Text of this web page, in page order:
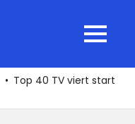
MENU
Top 40 TV viert start